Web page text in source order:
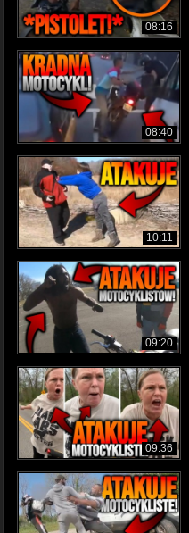
08:16
08:40
10:11
09:20
09:36